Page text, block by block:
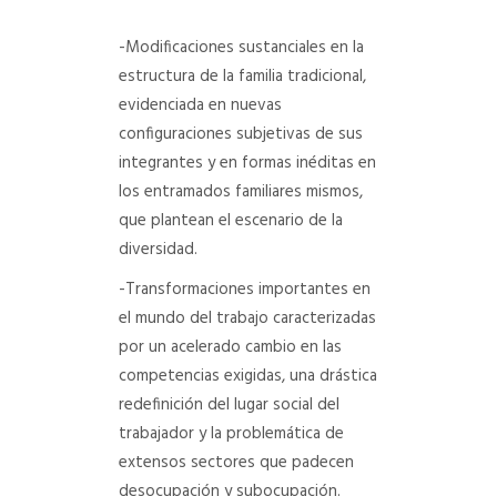
-Modificaciones sustanciales en la
estructura de la familia tradicional,
evidenciada en nuevas
configuraciones subjetivas de sus
integrantes y en formas inéditas en
los entramados familiares mismos,
que plantean el escenario de la
diversidad.
-Transformaciones importantes en
el mundo del trabajo caracterizadas
por un acelerado cambio en las
competencias exigidas, una drástica
redefinición del lugar social del
trabajador y la problemática de
extensos sectores que padecen